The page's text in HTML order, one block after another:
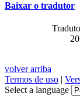
Baixar o tradutor
volver arriba
Termos de uso |
Select a language